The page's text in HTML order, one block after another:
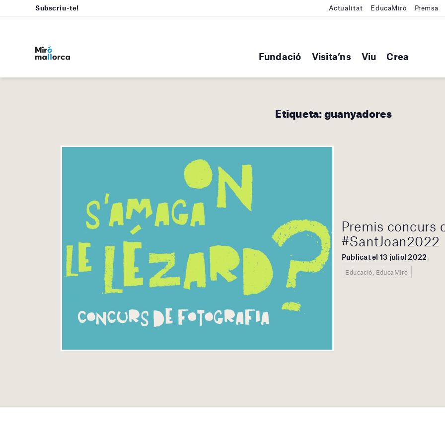
Fundació Visita’ns Viu Crea
Subscriu-te! Actualitat EducaMiró Premsa
Etiqueta:guanyadores
Premis concurs
#SantJoan2022
Publicat el 13 juliol 2022
Educació, EducaMiró